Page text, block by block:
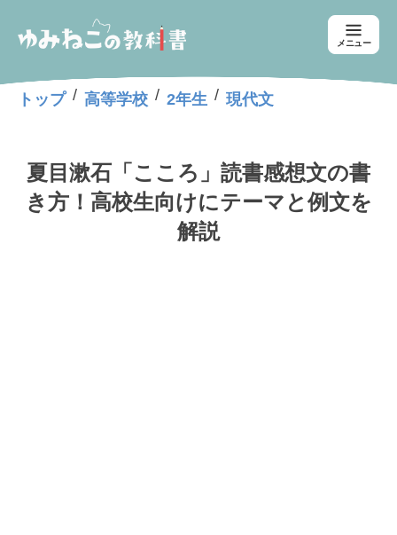
メニュー
トップ / 高等学校 / 2年生 / 現代文
夏目漱石「こころ」読書感想文の書
き方！高校生向けにテーマと例文を
解説